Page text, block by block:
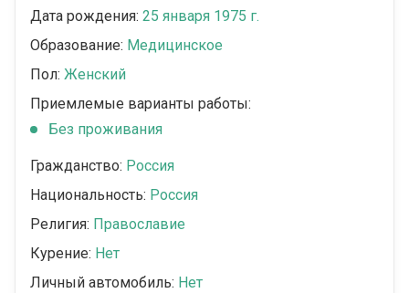
Дата рождения: 25 января 1975 г.
Образование: Медицинское
Пол: Женский
Приемлемые варианты работы:
Без проживания
Гражданство: Россия
Национальность: Россия
Религия: Православие
Курение: Нет
Личный автомобиль: Нет